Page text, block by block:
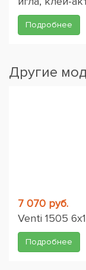
Подробнее
Другие
7 070 руб.
Venti 1505
Подробнее